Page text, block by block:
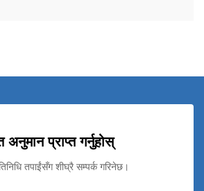
अनुमान प्राप्त गर्नुहोस्
तपाईंसँग शीघ्रै सम्पर्क गरिनेछ।